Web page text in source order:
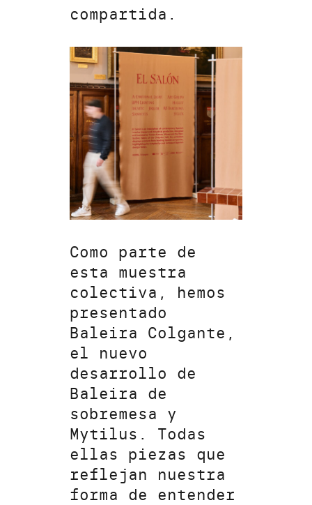
compartida.
Como parte de
esta muestra
colectiva, hemos
presentado
Baleira Colgante,
el nuevo
desarrollo de
Baleira de
sobremesa y
Mytilus. Todas
ellas piezas que
reflejan nuestra
forma de entender